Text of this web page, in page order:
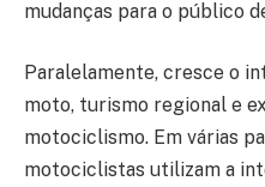
mudanças para o público
Paralelamente, cresce o
moto, turismo regional e
motociclismo. Em várias
motociclistas utilizam a